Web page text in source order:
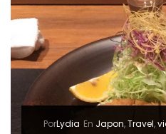
PorLydia En Japon,Travel,